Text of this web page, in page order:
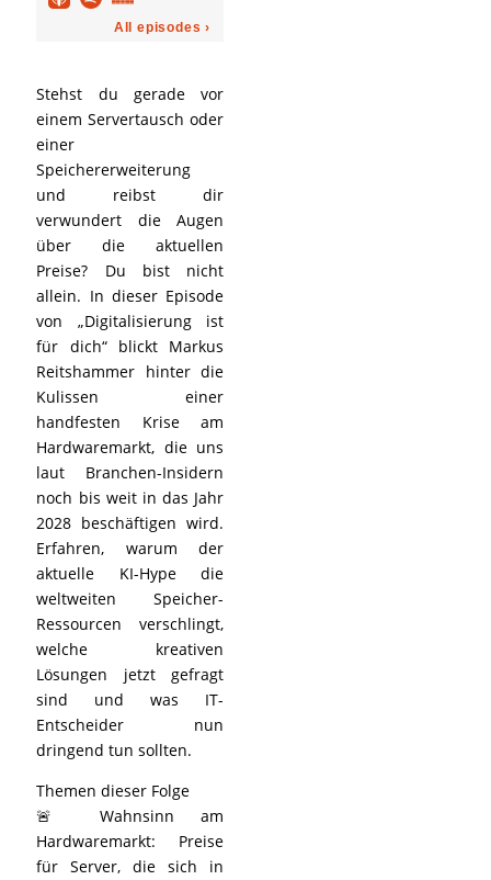
Stehst du gerade vor
einem Servertausch oder
einer
Speichererweiterung
und reibst dir
verwundert die Augen
über die aktuellen
Preise? Du bist nicht
allein. In dieser Episode
von „Digitalisierung ist
für dich“ blickt Markus
Reitshammer hinter die
Kulissen einer
handfesten Krise am
Hardwaremarkt, die uns
laut Branchen-Insidern
noch bis weit in das Jahr
2028 beschäftigen wird.
Erfahren, warum der
aktuelle KI-Hype die
weltweiten Speicher-
Ressourcen verschlingt,
welche kreativen
Lösungen jetzt gefragt
sind und was IT-
Entscheider nun
dringend tun sollten.
Themen dieser Folge
🚨 Wahnsinn am
Hardwaremarkt: Preise
für Server, die sich in